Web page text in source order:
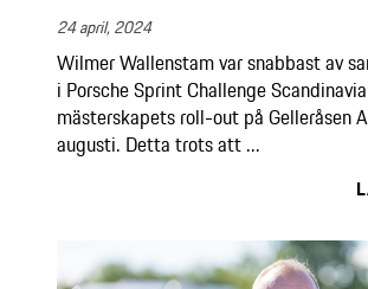
24 april, 2024
Wilmer Wallenstam var snabbast av
i Porsche Sprint Challenge
mästerskapets roll-out på Gelleråsen
augusti. Detta trots att ...